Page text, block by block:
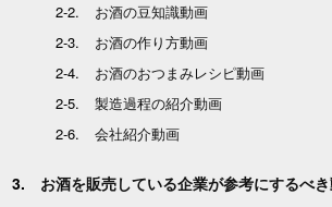
お酒の豆知識動画
お酒の作り方動画
お酒のおつまみレシピ動画
製造過程の紹介動画
会社紹介動画
お酒を販売している企業が参考にするべ